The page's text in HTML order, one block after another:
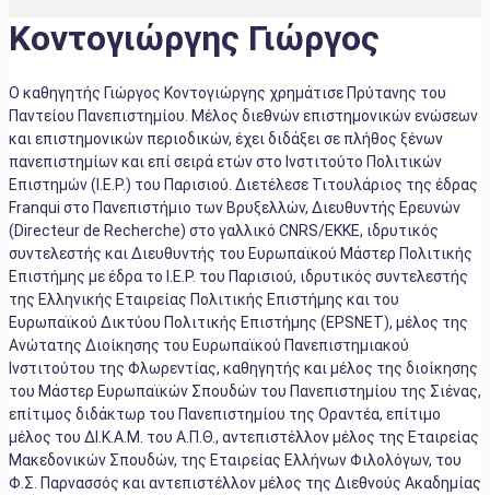
Κοντογιώργης Γιώργος
Ο καθηγητής Γιώργος Κοντογιώργης χρημάτισε Πρύτανης του
Παντείου Πανεπιστημίου. Μέλος διεθνών επιστημονικών ενώσεων
και επιστημονικών περιοδικών, έχει διδάξει σε πλήθος ξένων
πανεπιστημίων και επί σειρά ετών στο Ινστιτούτο Πολιτικών
Επιστημών (Ι.Ε.Ρ.) του Παρισιού. Διετέλεσε Τιτουλάριος της έδρας
Franqui στο Πανεπιστήμιο των Βρυξελλών, Διευθυντής Ερευνών
(Directeur de Recherche) στο γαλλικό CNRS/ΕΚΚΕ, ιδρυτικός
συντελεστής και Διευθυντής του Ευρωπαϊκού Μάστερ Πολιτικής
Επιστήμης με έδρα το I.E.P. του Παρισιού, ιδρυτικός συντελεστής
της Ελληνικής Εταιρείας Πολιτικής Επιστήμης και του
Ευρωπαϊκού Δικτύου Πολιτικής Επιστήμης (EPSNET), μέλος της
Ανώτατης Διοίκησης του Ευρωπαϊκού Πανεπιστημιακού
Ινστιτούτου της Φλωρεντίας, καθηγητής και μέλος της διοίκησης
του Μάστερ Ευρωπαϊκών Σπουδών του Πανεπιστημίου της Σιένας,
επίτιμος διδάκτωρ του Πανεπιστημίου της Οραντέα, επίτιμο
μέλος του ΔΙ.Κ.Α.Μ. του Α.Π.Θ., αντεπιστέλλον μέλος της Εταιρείας
Μακεδονικών Σπουδών, της Εταιρείας Ελλήνων Φιλολόγων, του
Φ.Σ. Παρνασσός και αντεπιστέλλον μέλος της Διεθνούς Ακαδημίας